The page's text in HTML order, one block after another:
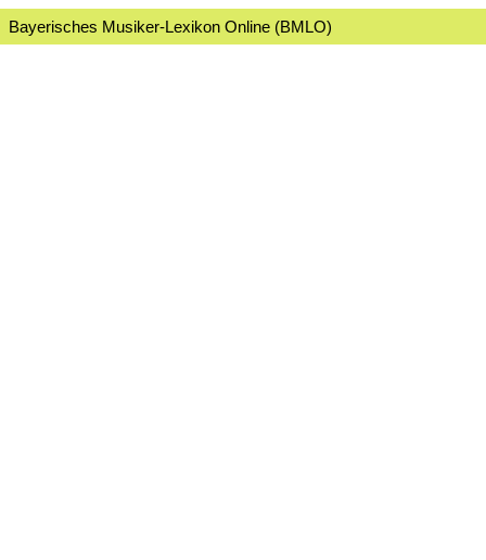
Bayerisches Musiker-Lexikon Online (BMLO)